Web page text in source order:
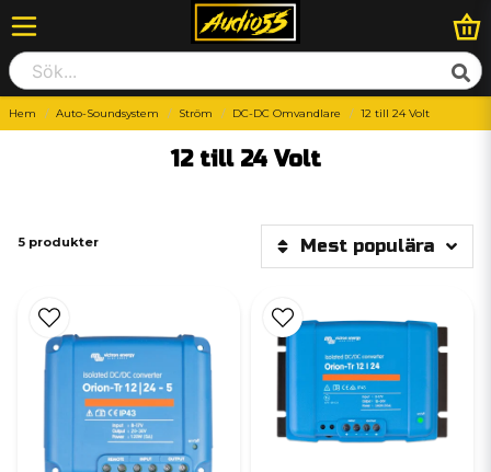
Hem Auto-Soundsystem Ström DC-DC Omvandlare 12 till 24 Volt
12 till 24 Volt
5 produkter Mest populära